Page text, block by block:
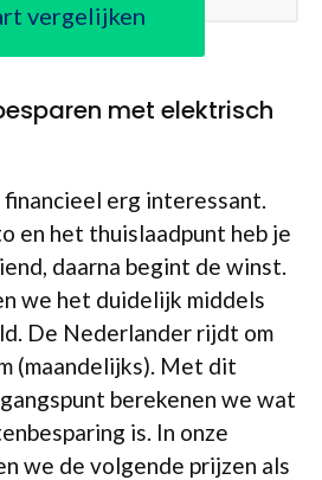
vergelijken
met elektrisch
erg interessant.
en het thuislaadpunt heb je
daarna begint de winst.
we het duidelijk middels
De Nederlander rijdt om
(maandelijks). Met dit
berekenen we wat
is. In onze
we de volgende prijzen als